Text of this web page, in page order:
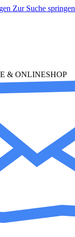
Zur Suche springen
& ONLINESHOP